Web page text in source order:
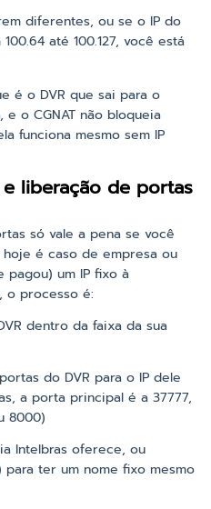
diferentes, ou se o IP do
até 100.127, você está
é o DVR que sai para o
o CGNAT não bloqueia
funciona mesmo sem IP
liberação de portas
só vale a pena se você
é caso de empresa ou
pagou) um IP fixo à
o processo é:
dentro da faixa da sua
do DVR para o IP dele
a porta principal é a 37777,
8000)
Intelbras oferece, ou
ter um nome fixo mesmo